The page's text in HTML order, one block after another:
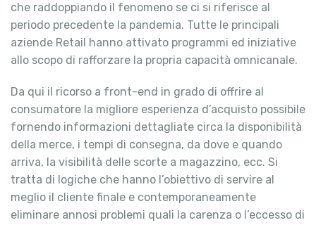
che raddoppiando il fenomeno se ci si riferisce al
periodo precedente la pandemia. Tutte le principali
aziende Retail hanno attivato programmi ed iniziative
allo scopo di rafforzare la propria capacità omnicanale.
Da qui il ricorso a front-end in grado di offrire al
consumatore la migliore esperienza d’acquisto possibile
fornendo informazioni dettagliate circa la disponibilità
della merce, i tempi di consegna, da dove e quando
arriva, la visibilità delle scorte a magazzino, ecc. Si
tratta di logiche che hanno l’obiettivo di servire al
meglio il cliente finale e contemporaneamente
eliminare annosi problemi quali la carenza o l’eccesso di